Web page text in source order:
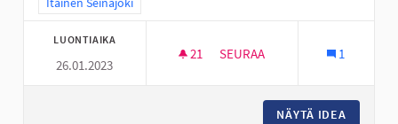
LUONTIAIKA
26.01.2023
21 21 SEURAAJAA
SEURAA 1
NÄYTÄ IDEA